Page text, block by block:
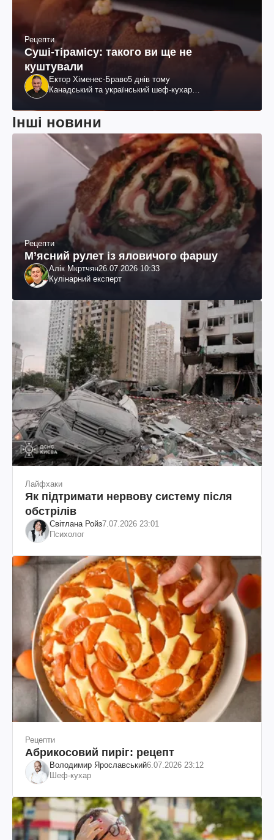
Рецепти
Суші-тірамісу: такого ви ще не
куштували
Ектор Хіменес-Браво5 днів тому
Канадський та український шеф-кухар
Інші новини
Рецепти
М’ясний рулет із яловичого фаршу
Алік Мкртчян26.07.2026 10:33
Кулінарний експерт
Лайфхаки
Як підтримати нервову систему після
обстрілів
Світлана Ройз7.07.2026 23:01
Психолог
Рецепти
Абрикосовий пиріг: рецепт
Володимир Ярославський6.07.2026 23:12
Шеф-кухар